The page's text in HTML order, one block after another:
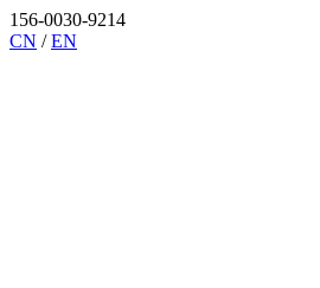
156-0030-9214
CN /EN